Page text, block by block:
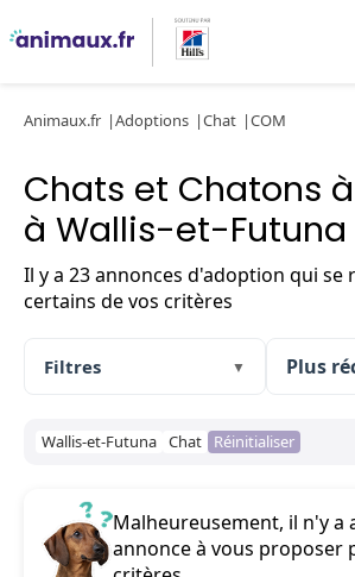
Animaux.fr Adoptions Chat COM
Chats et Chatons
à Wallis-et-
Il y a 23 annonces d'adoption qui se
certains de vos critères
Filtres ▼
Wallis-et-Futuna Chat Réinitialiser
Malheureusement, il n'y a
annonce à vous proposer